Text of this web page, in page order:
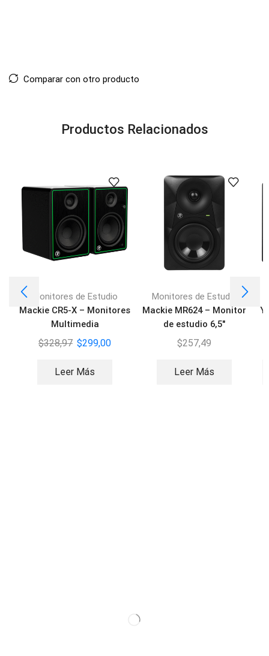
Comparar con otro producto
Productos Relacionados
Monitores de Estudio
Mackie CR5-X – Monitores
Multimedia
$328,97 $299,00
Leer Más
Monitores de Estudio
Mackie MR624 – Monitor
de estudio 6,5″
$257,49
Leer Más